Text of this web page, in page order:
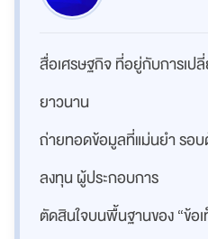
สื่อเศรษฐกิจ ที่อยู่กับการเป
ยาวนาน
ถ่ายทอดข้อมูลที่แม่นยำ รอ
ลงทุน ผู้ประกอบการ
ตัดสินใจบนพื้นฐานของ “ข้อเ